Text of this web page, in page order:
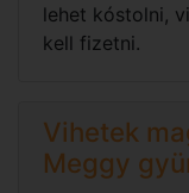
lehet kóstolni,
kell fizetni.
Vihetek
Meggy